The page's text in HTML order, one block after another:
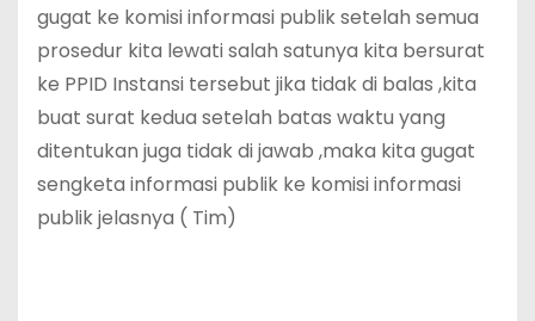
gugat ke komisi informasi publik setelah semua
prosedur kita lewati salah satunya kita bersurat
ke PPID Instansi tersebut jika tidak di balas ,kita
buat surat kedua setelah batas waktu yang
ditentukan juga tidak di jawab ,maka kita gugat
sengketa informasi publik ke komisi informasi
publik jelasnya ( Tim)